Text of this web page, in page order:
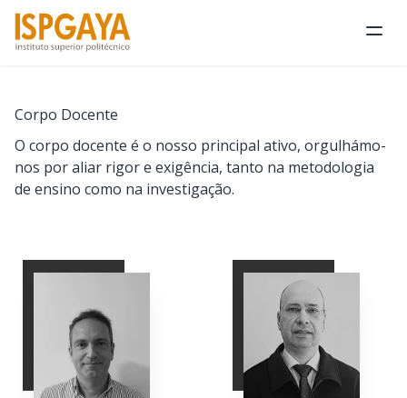
Corpo Docente
O corpo docente é o nosso principal ativo, orgulhámo-
nos por aliar rigor e exigência, tanto na metodologia
de ensino como na investigação.